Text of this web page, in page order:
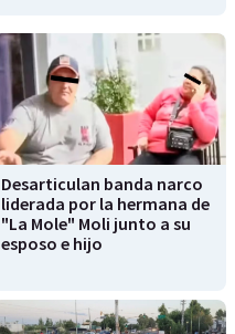
Desarticulan banda narco
liderada por la hermana de
"La Mole" Moli junto a su
esposo e hijo